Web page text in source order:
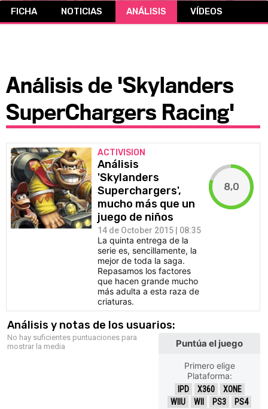
CÓMICS
FICHA NOTICIAS ANÁLISIS VÍDEOS
Análisis de 'Skylanders
SuperChargers Racing'
ACTIVISION
Análisis
'Skylanders
Superchargers',
mucho más que un
juego de niños
14 de October 2015 | 08:35
La quinta entrega de la
serie es, sencillamente, la
mejor de toda la saga.
Repasamos los factores
que hacen grande mucho
más adulta a esta raza de
criaturas.
8,0
Análisis y notas de los usuarios:
No hay suficientes puntuaciones para
mostrar la media
Puntúa el juego
Primero elige
Plataforma:
IPD X360
XONE
WIIU
WII PS3
PS4